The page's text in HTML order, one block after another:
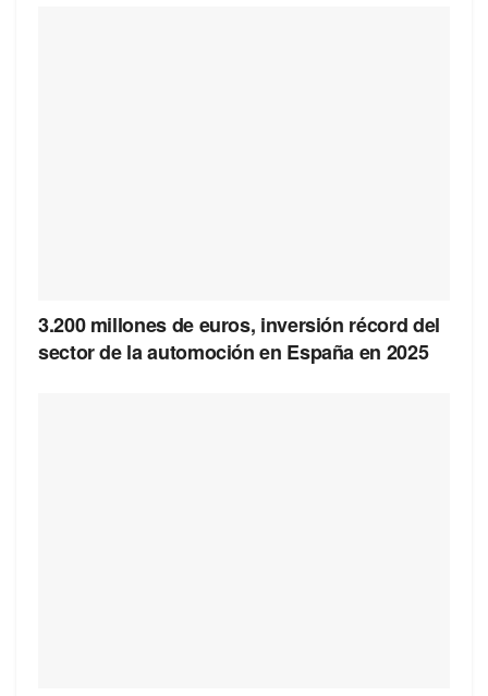
3.200 millones de euros, inversión récord del
sector de la automoción en España en 2025